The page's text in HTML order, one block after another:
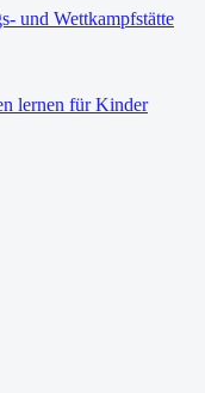
und Wettkampfstätte
lernen für Kinder